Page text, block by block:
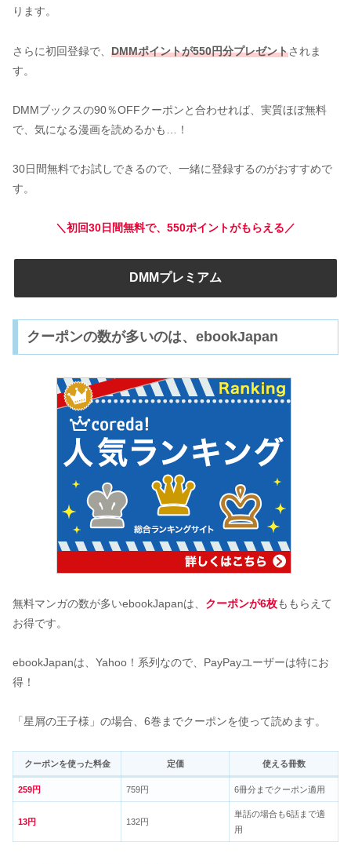
ります。
さらに初回登録で、 DMMポイントが550円分プレゼントされま
す。
DMMブックスの90％OFFクーポンと合わせれば、実質ほぼ無料
で、気になる漫画を読めるかも…！
30日間無料でお試しできるので、一緒に登録するのがおすすめで
す。
＼初回30日間無料で、550ポイントがもらえる／
DMMプレミアム
クーポンの数が多いのは、ebookJapan
無料マンガの数が多いebookJapanは、 クーポンが6枚ももらえて
お得です。
ebookJapanは、Yahoo！系列なので、PayPayユーザーは特にお
得！
「星屑の王子様」の場合、6巻までクーポンを使って読めます。
クーポンを使った料金 定価 使える冊数
259円 759円 6冊分までクーポン適用
13円 132円
単話の場合も6話まで適
用